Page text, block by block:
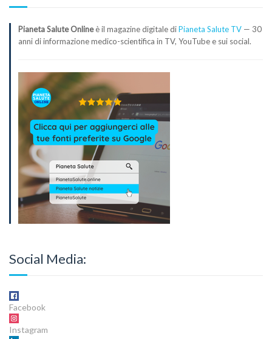
Pianeta Salute Onlineè il magazine digitale diPianeta Salute TV — 30
anni di informazione medico-scientifica in TV, YouTube e sui social.
Social Media:
Facebook
Instagram